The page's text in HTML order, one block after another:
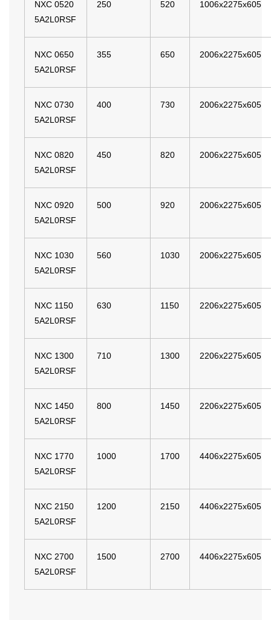
NXC 0520
5A2L0RSF
250 520 1006x2275x605
NXC 0650
5A2L0RSF
355 650 2006x2275x605
NXC 0730
5A2L0RSF
400 730 2006x2275x605
NXC 0820
5A2L0RSF
450 820 2006x2275x605
NXC 0920
5A2L0RSF
500 920 2006x2275x605
NXC 1030
5A2L0RSF
560 1030 2006x2275x605
NXC 1150
5A2L0RSF
630 1150 2206x2275x605
NXC 1300
5A2L0RSF
710 1300 2206x2275x605
NXC 1450
5A2L0RSF
800 1450 2206x2275x605
NXC 1770
5A2L0RSF
1000 1700 4406x2275x605
NXC 2150
5A2L0RSF
1200 2150 4406x2275x605
NXC 2700
5A2L0RSF
1500 2700 4406x2275x605